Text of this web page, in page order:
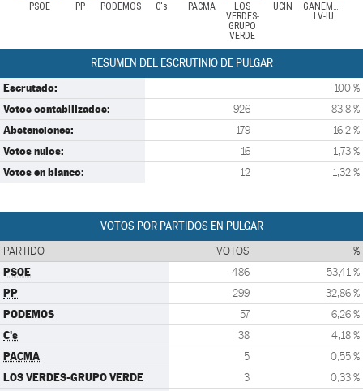
PSOE PP PODEMOS C's PACMA
LOS
VERDES-
GRUPO
VERDE
UCIN
GANEMOS-
LV-IU
RESUMEN DEL ESCRUTINIO DE PULGAR
Escrutado: 100 %
Votos contabilizados: 926 83,8 %
Abstenciones: 179 16,2 %
Votos nulos: 16 1,73 %
Votos en blanco: 12 1,32 %
VOTOS POR PARTIDOS EN PULGAR
PARTIDO VOTOS %
PSOE 486 53,41 %
PP 299 32,86 %
PODEMOS 57 6,26 %
C's 38 4,18 %
PACMA 5 0,55 %
LOS VERDES-GRUPO VERDE 3 0,33 %